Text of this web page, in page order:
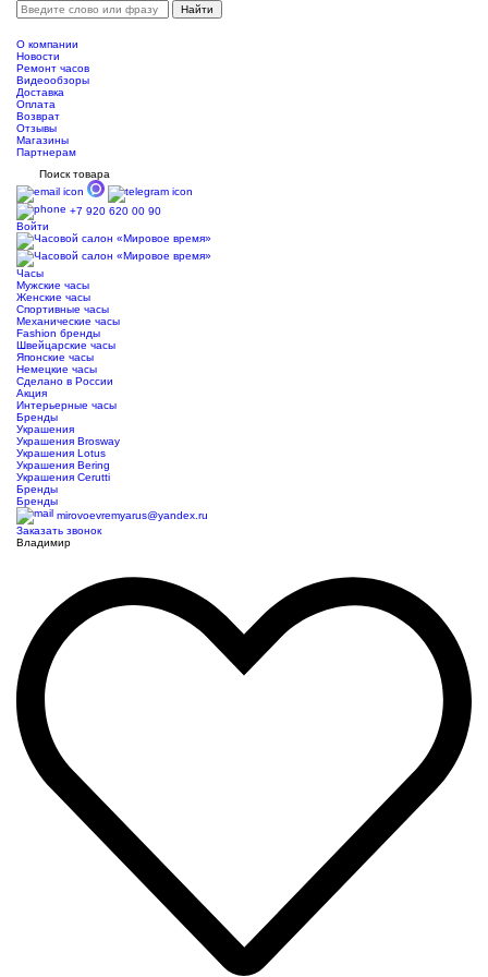
О компании
Новости
Ремонт часов
Видеообзоры
Доставка
Оплата
Возврат
Отзывы
Магазины
Партнерам
Поиск товара
+7 920 620 00 90
Войти
Часы
Мужские часы
Женские часы
Спортивные часы
Механические часы
Fashion бренды
Швейцарские часы
Японские часы
Немецкие часы
Сделано в России
Акция
Интерьерные часы
Бренды
Украшения
Украшения Brosway
Украшения Lotus
Украшения Bering
Украшения Cerutti
Бренды
Бренды
mirovoevremyarus@yandex.ru
Заказать звонок
Владимир